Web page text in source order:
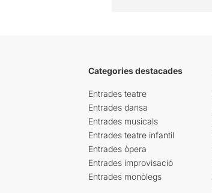
Categories destacades
Entrades teatre
Entrades dansa
Entrades musicals
Entrades teatre infantil
Entrades òpera
Entrades improvisació
Entrades monòlegs